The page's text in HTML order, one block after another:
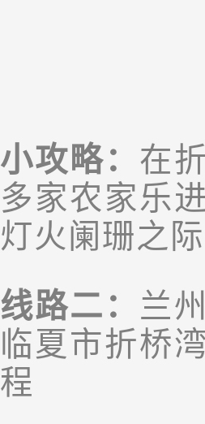
小攻略： 在
多家农家乐
灯火阑珊之
线路二： 兰
临夏市折桥
程